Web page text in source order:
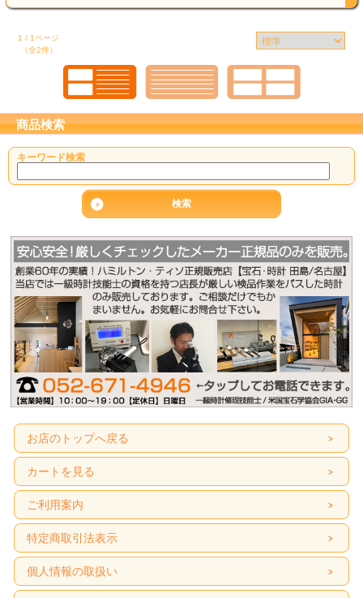
1 / 1ページ
（全2件）
商品検索
キーワード検索
お店のトップへ戻る
カートを見る
ご利用案内
特定商取引法表示
個人情報の取扱い